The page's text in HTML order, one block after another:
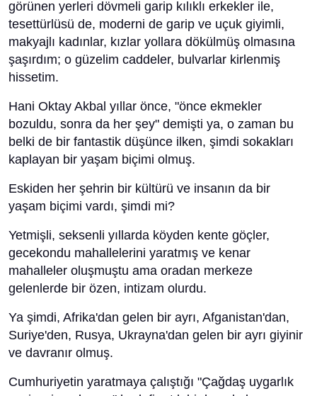
görünen yerleri dövmeli garip kılıklı erkekler ile,
tesettürlüsü de, moderni de garip ve uçuk giyimli,
makyajlı kadınlar, kızlar yollara dökülmüş olmasına
şaşırdım; o güzelim caddeler, bulvarlar kirlenmiş
hissetim.
Hani Oktay Akbal yıllar önce, "önce ekmekler
bozuldu, sonra da her şey" demişti ya, o zaman bu
belki de bir fantastik düşünce ilken, şimdi sokakları
kaplayan bir yaşam biçimi olmuş.
Eskiden her şehrin bir kültürü ve insanın da bir
yaşam biçimi vardı, şimdi mi?
Yetmişli, seksenli yıllarda köyden kente göçler,
gecekondu mahallelerini yaratmış ve kenar
mahalleler oluşmuştu ama oradan merkeze
gelenlerde bir özen, intizam olurdu.
Ya şimdi, Afrika'dan gelen bir ayrı, Afganistan'dan,
Suriye'den, Rusya, Ukrayna'dan gelen bir ayrı giyinir
ve davranır olmuş.
Cumhuriyetin yaratmaya çalıştığı "Çağdaş uygarlık